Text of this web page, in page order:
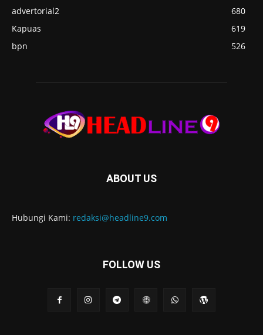
advertorial2
680
Kapuas
619
bpn
526
ABOUT US
Hubungi Kami: redaksi@headline9.com
FOLLOW US